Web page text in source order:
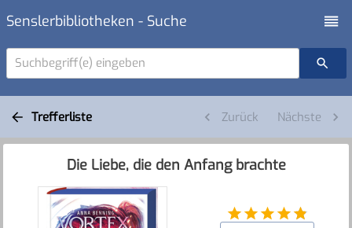
Senslerbibliotheken - Suche
Suchbegriff(e) eingeben
Trefferliste Zurück Nächste
Die Liebe, die den Anfang brachte